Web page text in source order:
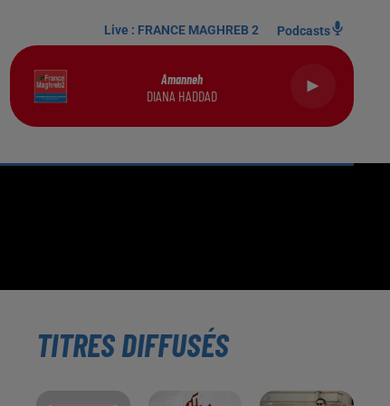
Live : FRANCE MAGHREB 2 Podcasts
Amanneh
DIANA HADDAD
TITRES DIFFUSÉS